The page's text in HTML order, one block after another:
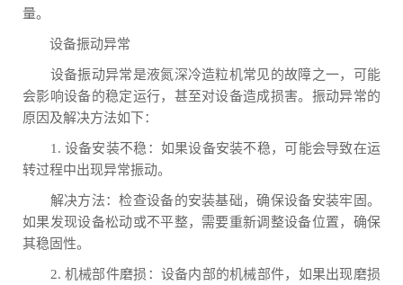
量。
设备振动异常
设备振动异常是液氮深冷造粒机常见的故障之一，可能
会影响设备的稳定运行，甚至对设备造成损害。振动异常的
原因及解决方法如下：
1. 设备安装不稳：如果设备安装不稳，可能会导致在运
转过程中出现异常振动。
解决方法：检查设备的安装基础，确保设备安装牢固。
如果发现设备松动或不平整，需要重新调整设备位置，确保
其稳固性。
2. 机械部件磨损：设备内部的机械部件，如果出现磨损